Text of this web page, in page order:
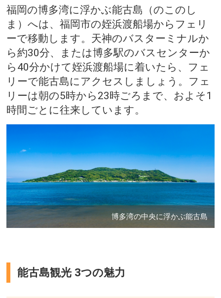
福岡の博多湾に浮かぶ能古島（のこのし
ま）へは、福岡市の姪浜渡船場からフェリ
ーで移動します。天神のバスターミナルか
ら約30分、または博多駅のバスセンターか
ら40分かけて姪浜渡船場に着いたら、フェ
リーで能古島にアクセスしましょう。フェ
リーは朝の5時から23時ごろまで、およそ1
時間ごとに往来しています。
博多湾の中央に浮かぶ能古島
能古島観光 3つの魅力